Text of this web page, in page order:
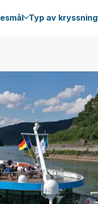
Typ av kryssning